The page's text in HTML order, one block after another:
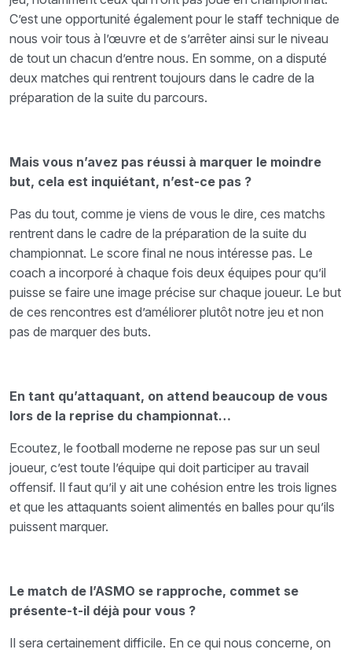
C’est une opportunité également pour le staff technique de
nous voir tous à l’œuvre et de s’arrêter ainsi sur le niveau
de tout un chacun d’entre nous. En somme, on a disputé
deux matches qui rentrent toujours dans le cadre de la
préparation de la suite du parcours.
Mais vous n’avez pas réussi à marquer le moindre
but, cela est inquiétant, n’est-ce pas ?
Pas du tout, comme je viens de vous le dire, ces matchs
rentrent dans le cadre de la préparation de la suite du
championnat. Le score final ne nous intéresse pas. Le
coach a incorporé à chaque fois deux équipes pour qu’il
puisse se faire une image précise sur chaque joueur. Le but
de ces rencontres est d’améliorer plutôt notre jeu et non
pas de marquer des buts.
En tant qu’attaquant, on attend beaucoup de vous
lors de la reprise du championnat…
Ecoutez, le football moderne ne repose pas sur un seul
joueur, c’est toute l’équipe qui doit participer au travail
offensif. Il faut qu’il y ait une cohésion entre les trois lignes
et que les attaquants soient alimentés en balles pour qu’ils
puissent marquer.
Le match de l’ASMO se rapproche, commet se
présente-t-il déjà pour vous ?
Il sera certainement difficile. En ce qui nous concerne, on